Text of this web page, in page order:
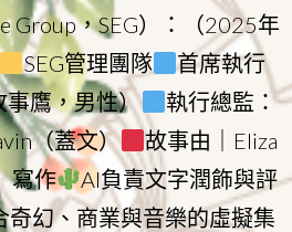
Group，SEG）：（2025年
SEG管理團隊
首席執行
事鷹，男性）
執行總監：
（蓋文）
故事由｜Eliza
寫作
AI負責文字潤飾與評
奇幻、商業與音樂的虛擬集